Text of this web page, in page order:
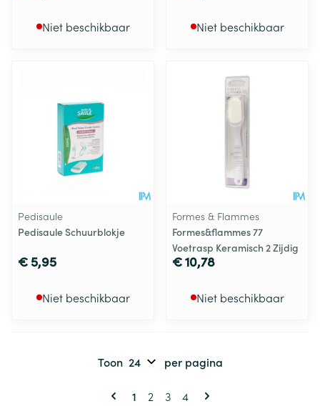
Niet beschikbaar Niet beschikbaar
Pedisaule
Pedisaule Schuurblokje
€ 5,95
Niet beschikbaar
Formes & Flammes
Formes&flammes 77
Voetrasp Keramisch 2 Zijdig
€ 10,78
Niet beschikbaar
Pagina's
U lees momenteel pagina
1 Pagina
2 Pagina
3 Pagina
4
Toon per pagina